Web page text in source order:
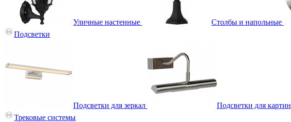
Уличные настенные Столбы и напольные
Подсветки
Подсветки для зеркал
Подсветки для картин
Трековые системы